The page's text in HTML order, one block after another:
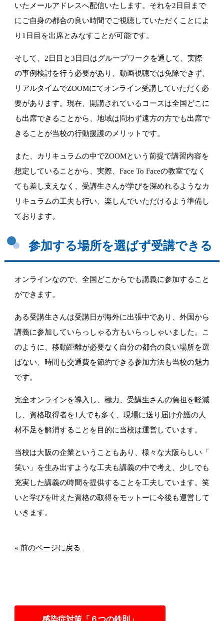
いたメールアドレスへ配信いたします。 それを2日目まで
にご自身の都合の良い時間でご視聴していただくこと によ
り1日目を出席とみなすことが可能です。
そして、2日目と3日目はグループワークを通して、実際
の事例検討を行う必要があり、 動画視聴では免除できず、
リアルタイムでZOOMにてオンライン受講していただく必
要があります。現在、
開講されているコースは全国どこに
も出席できることから、 地域は問わず遠方の方でも出席で
きることが当校の行動援護のメリ ットです。
また、
カリキュラムの中でZOOMという前提で講習内容を
想定している ことから、実際、Face To Faceの教室でなく
ても差し支えなく、 受講生さんが学びを深めれるようなカ
リキュラムの工夫も行い、楽しんでいただけるよう準備し
ております。
参加する場所を選ばず受講できる
オンラインなので、 全国どこからでも講義に参加すること
ができます。
ある受講生さんは受講日が海外に出張中であり、 外国から
講義に参加していらっしゃる方もいらっしゃいました。こ
のように、移動距離が必要なく自分の都合の良い場所を選
ばない、時間も交通費を節約できる参加方法も当校の魅力
です。
完全オンラインを導入し、極力、受講生さんの負担を軽減
し、 資格取得者を1人でも多く、 現場に送り届け介護の人
材不足を解消することを目的に当校は運営しています。
当校は大阪の企業ということもあり、様々な大阪らしい「
笑い」を生み出すような工夫も講義の中で考え、 少しでも
充実した講義の時間を提供することを工夫しています。 笑
いと学びを叶えた資格の取得をモットーに今後も運営して
いきます。
« 前のページに戻る
感染症対策「６つの鉄則」